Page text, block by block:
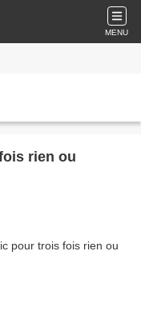
MENU
rien ou